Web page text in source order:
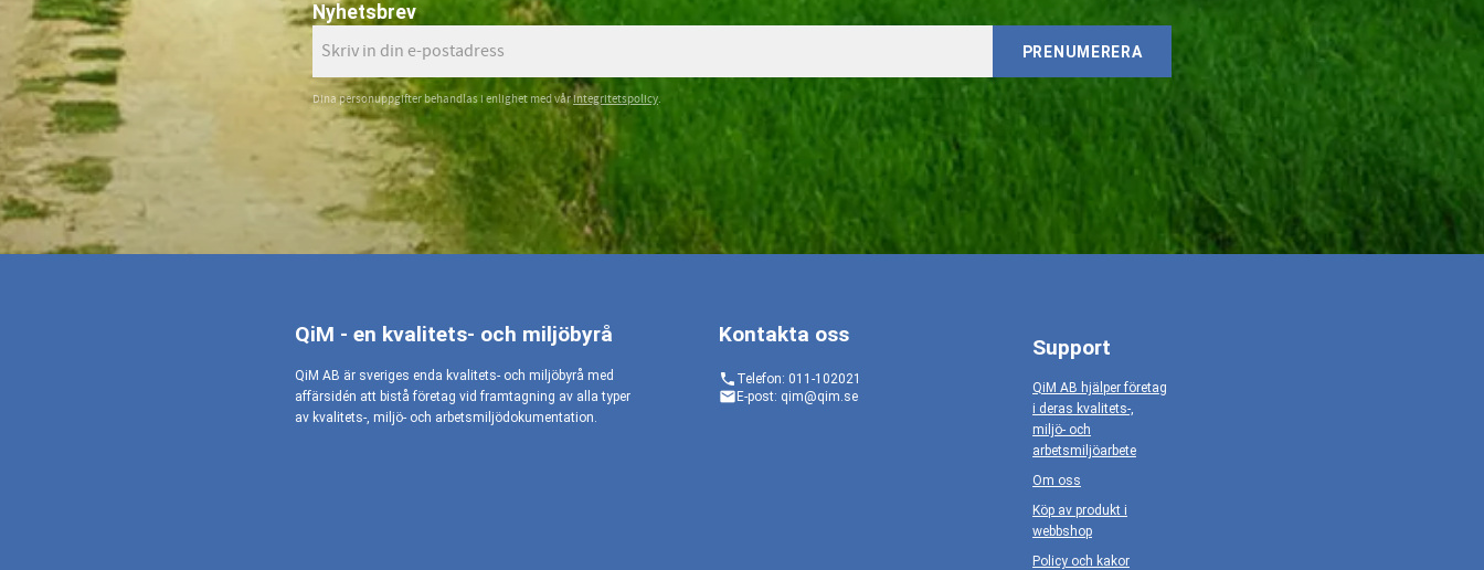
Nyhetsbrev
PRENUMERERA
Dina personuppgifter behandlas i enlighet med vårintegritetspolicy.
QiM - en kvalitets- och miljöbyrå
QiM AB är sveriges enda kvalitets- och miljöbyrå med
affärsidén att bistå företag vid framtagning av alla typer
av kvalitets-, miljö- och arbetsmiljödokumentation.
Kontakta oss
phone Telefon: 011-102021
email E-post: qim@qim.se
Support
QiM AB hjälper företag
i deras kvalitets-,
miljö- och
arbetsmiljöarbete
Om oss
Köp av produkt i
webbshop
Policy och kakor